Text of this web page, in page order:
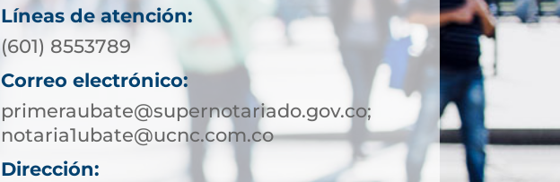
Líneas de atención:
(601) 8553789
Correo electrónico:
primeraubate@supernotariado.gov.co;
notaria1ubate@ucnc.com.co
Dirección: